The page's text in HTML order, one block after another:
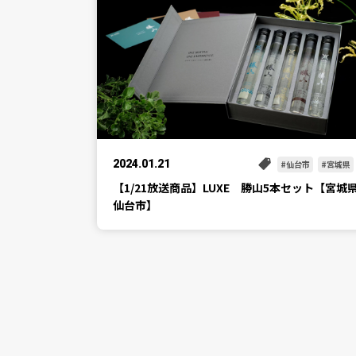
2024.01.21 仙台市 宮城県
【1/21放送商品】LUXE 勝山5本セット【宮城
仙台市】